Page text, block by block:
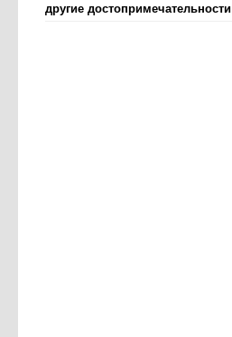
другие достопримечательности